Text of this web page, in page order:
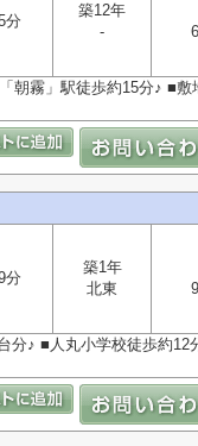
分
築12年
-
朝霧」駅徒歩約15分♪ ■敷
分
築1年
北東
分♪ ■人丸小学校徒歩約12